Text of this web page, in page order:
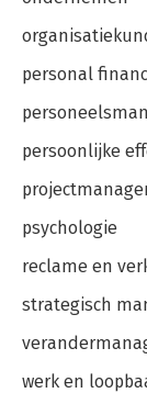
personal
persoonlijke
psychologie
reclame en
strategisch
werk en